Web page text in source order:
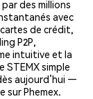
des millions
avec
de crédit,
P2P,
intuitive et la
STEMX simple
aujourd’hui —
sur Phemex.